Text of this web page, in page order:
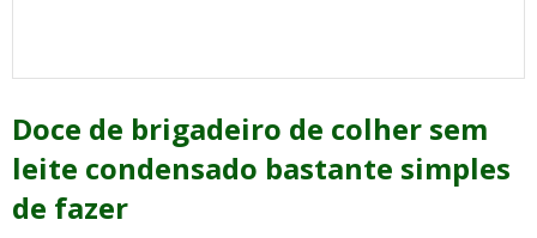
Doce de brigadeiro de colher sem
leite condensado bastante simples
de fazer